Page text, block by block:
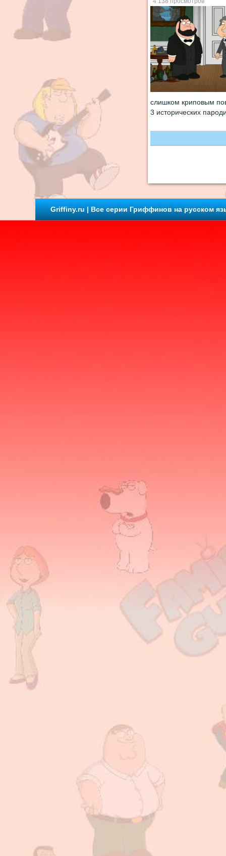
слишком криповым
3 исторических
Griffiny.ru | Все серии Гриффинов на русском